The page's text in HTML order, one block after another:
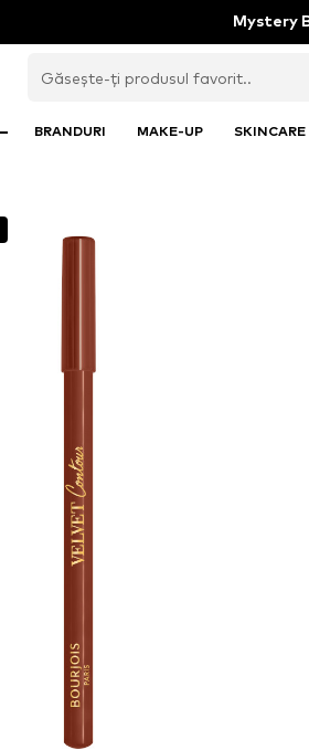
Mystery
BRANDURI MAKE-UP SKINCARE